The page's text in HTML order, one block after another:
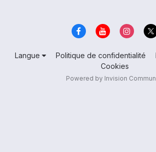
Langue Politique de confidentialité
Cookies
Powered by Invision